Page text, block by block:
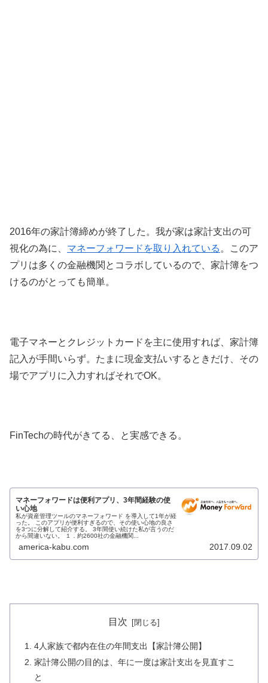
2016年の家計簿締めが終了した。我が家は家計支出の可
視化の為に、 マネーフォワードを取り入れている 。このア
プリは多くの金融機関とコラボしているので、家計簿をつ
けるのがとっても簡単。
電子マネーとクレジットカードを主に使用すれば、家計簿
記入が手間いらず。たまに現金支払いするときだけ、その
場でアプリに入力すればそれでOK。
FinTechの時代がきてる、と実感できる。
マネーフォワードは便利アプリ、3年間経験の使
い心地
私が資産管理ツールのマネーフォワード を導入して1年が経
った。 このアプリが便利すぎるので、その使い心地の良さ
を3つに分解して紹介する。 3年間使い続けた私が言うのだ
から間違いない。 １．約2600社の金融機関...
america-kabu.com 2017.09.02
目次
4人家族で都内在住の年間支出【家計簿公開】
家計簿公開の目的は、年に一度は家計支出を見直すこ
と